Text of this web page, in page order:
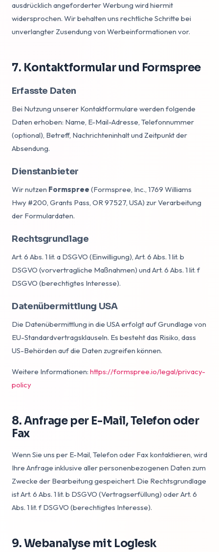
ausdrücklich angeforderter Werbung wird hiermit
widersprochen. Wir behalten uns rechtliche Schritte bei
unverlangter Zusendung von Werbeinformationen vor.
7. Kontaktformular und Formspree
Erfasste Daten
Bei Nutzung unserer Kontaktformulare werden folgende
Daten erhoben: Name, E-Mail-Adresse, Telefonnummer
(optional), Betreff, Nachrichteninhalt und Zeitpunkt der
Absendung.
Dienstanbieter
Wir nutzen Formspree (Formspree, Inc., 1769 Williams
Hwy #200, Grants Pass, OR 97527, USA) zur Verarbeitung
der Formulardaten.
Rechtsgrundlage
Art. 6 Abs. 1 lit. a DSGVO (Einwilligung), Art. 6 Abs. 1 lit. b
DSGVO (vorvertragliche Maßnahmen) und Art. 6 Abs. 1 lit. f
DSGVO (berechtigtes Interesse).
Datenübermittlung USA
Die Datenübermittlung in die USA erfolgt auf Grundlage von
EU-Standardvertragsklauseln. Es besteht das Risiko, dass
US-Behörden auf die Daten zugreifen können.
Weitere Informationen: https://formspree.io/legal/privacy-
policy
8. Anfrage per E-Mail, Telefon oder
Fax
Wenn Sie uns per E-Mail, Telefon oder Fax kontaktieren, wird
Ihre Anfrage inklusive aller personenbezogenen Daten zum
Zwecke der Bearbeitung gespeichert. Die Rechtsgrundlage
ist Art. 6 Abs. 1 lit. b DSGVO (Vertragserfüllung) oder Art. 6
Abs. 1 lit. f DSGVO (berechtigtes Interesse).
9. Webanalyse mit Loglesk